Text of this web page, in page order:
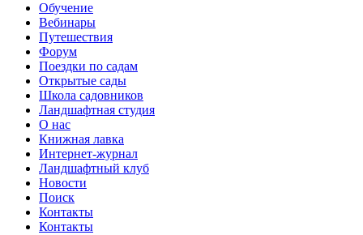
Обучение
Вебинары
Путешествия
Форум
Поездки по садам
Открытые сады
Школа садовников
Ландшафтная студия
О нас
Книжная лавка
Интернет-журнал
Ландшафтный клуб
Новости
Поиск
Контакты
Контакты